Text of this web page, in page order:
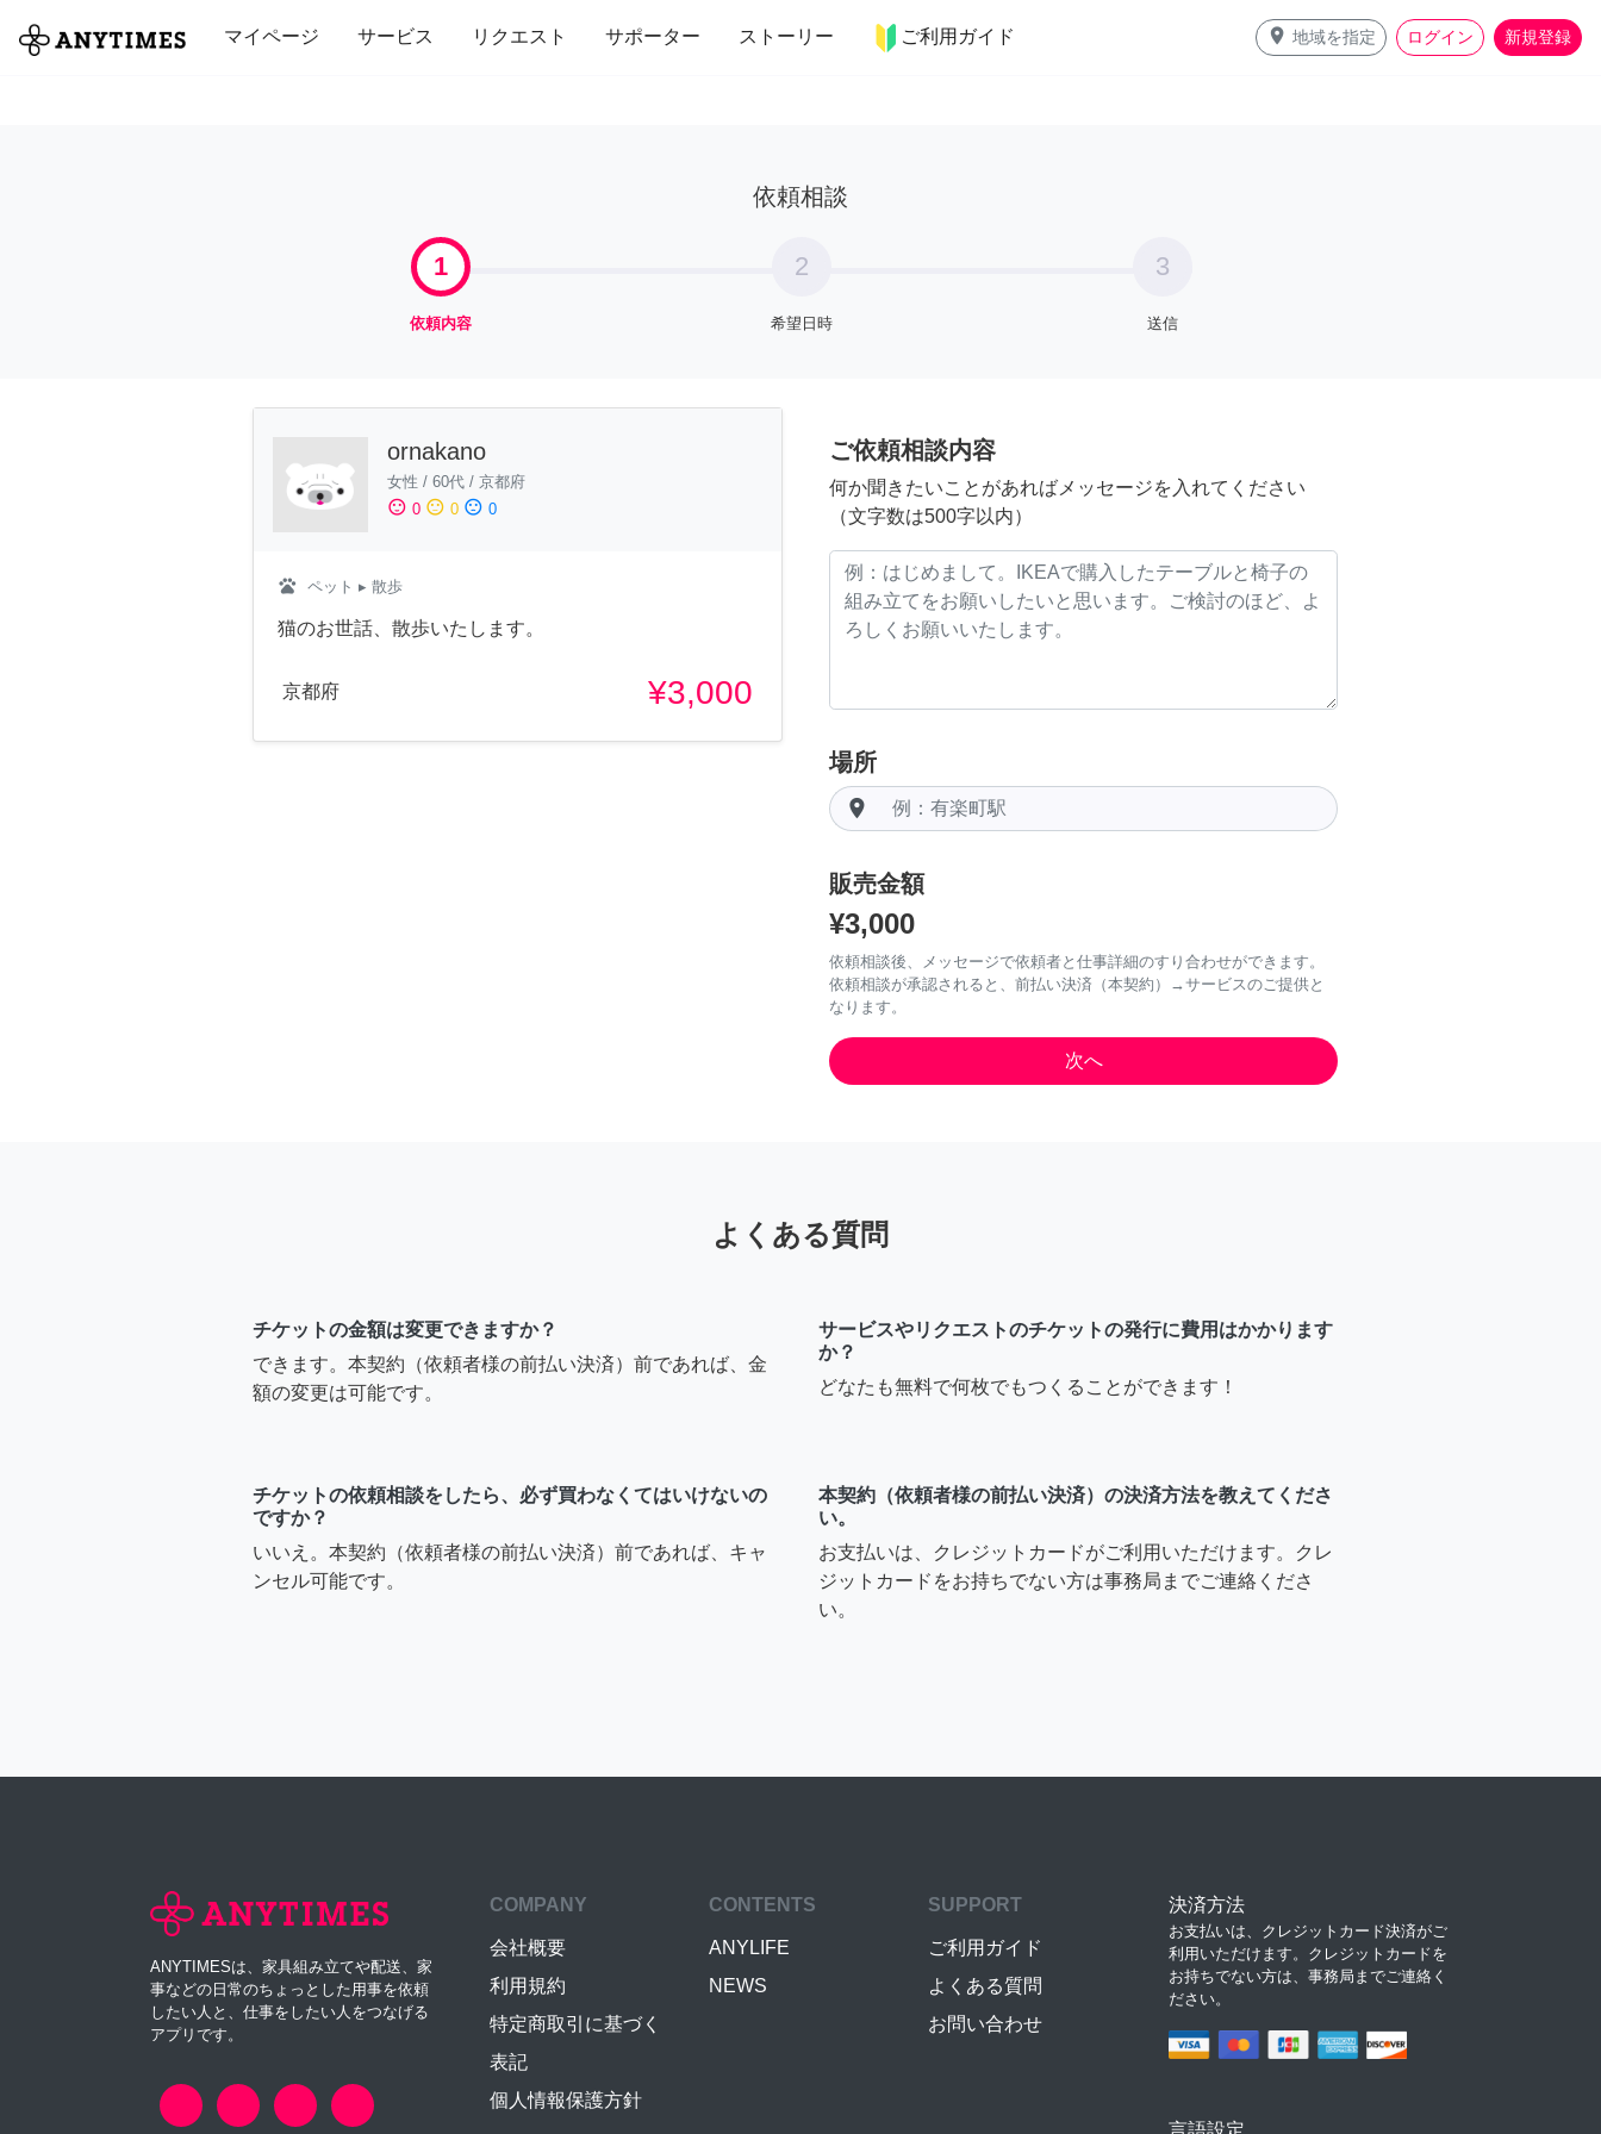
マイページ サービス リクエスト サポーター ストーリー ご利用ガイド place 地域を指定 ログイン 新規登録
全て 修理・組立 家事 引っ越し インテリア 趣味・習い事 ペット 料理
依頼相談
1
依頼内容
2
希望日時
3
送信
ornakano
女性 / 60代 / 京都府
sentiment_satisfied 0 sentiment_neutral 0 sentiment_dissatisfied 0
pets ペット ▸ 散歩
猫のお世話、散歩いたします。
京都府 ¥3,000
ご依頼相談内容
何か聞きたいことがあればメッセージを入れてください
（文字数は500字以内）
場所
room
販売金額
¥3,000
依頼相談後、メッセージで依頼者と仕事詳細のすり合わせができます。
依頼相談が承認されると、前払い決済（本契約）→サービスのご提供と
なります。
よくある質問
チケットの金額は変更できますか？
できます。本契約（依頼者様の前払い決済）前であれば、金
額の変更は可能です。
サービスやリクエストのチケットの発行に費用はかかります
か？
どなたも無料で何枚でもつくることができます！
チケットの依頼相談をしたら、必ず買わなくてはいけないの
ですか？
いいえ。本契約（依頼者様の前払い決済）前であれば、キャ
ンセル可能です。
本契約（依頼者様の前払い決済）の決済方法を教えてくださ
い。
お支払いは、クレジットカードがご利用いただけます。クレ
ジットカードをお持ちでない方は事務局までご連絡くださ
い。
ANYTIMESは、家具組み立てや配送、家
事などの日常のちょっとした用事を依頼
したい人と、仕事をしたい人をつなげる
アプリです。
COMPANY
会社概要
利用規約
特定商取引に基づく
表記
個人情報保護方針
CONTENTS
ANYLIFE
NEWS
SUPPORT
ご利用ガイド
よくある質問
お問い合わせ
決済方法
お支払いは、クレジットカード決済がご
利用いただけます。クレジットカードを
お持ちでない方は、事務局までご連絡く
ださい。
言語設定